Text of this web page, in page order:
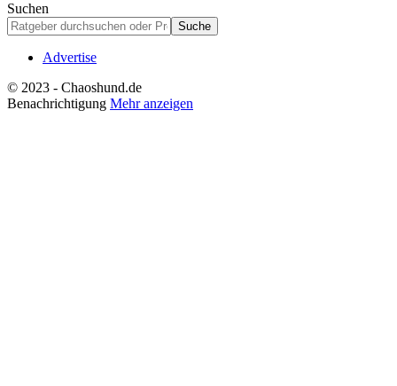
Suchen
Advertise
© 2023 - Chaoshund.de
Benachrichtigung Mehr anzeigen